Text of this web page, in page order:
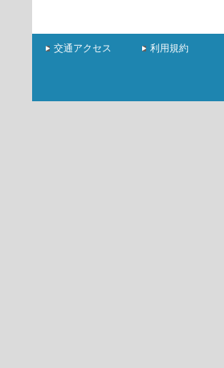
交通アクセス 利用規約